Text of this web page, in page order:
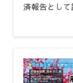
済報告とし